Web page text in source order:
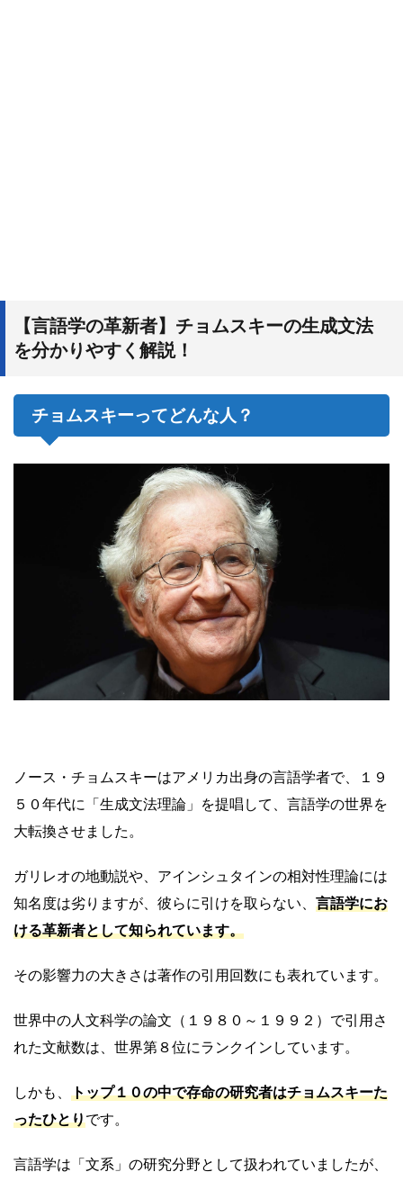
【言語学の革新者】チョムスキーの生成文法
を分かりやすく解説！
チョムスキーってどんな人？
ノース・チョムスキーはアメリカ出身の言語学者で、１９
５０年代に「生成文法理論」を提唱して、言語学の世界を
大転換させました。
ガリレオの地動説や、アインシュタインの相対性理論には
知名度は劣りますが、彼らに引けを取らない、 言語学にお
ける革新者として知られています。
その影響力の大きさは著作の引用回数にも表れています。
世界中の人文科学の論文（１９８０～１９９２）で引用さ
れた文献数は、世界第８位にランクインしています。
しかも、 トップ１０の中で存命の研究者はチョムスキーた
ったひとりです。
言語学は「文系」の研究分野として扱われていましたが、